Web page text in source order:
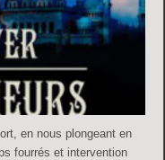
en nous plongeant en
fourrés et intervention